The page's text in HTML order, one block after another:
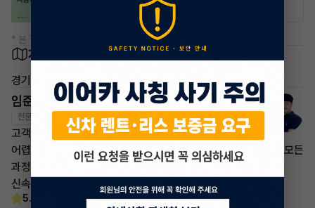
* 본 정보는 지자체마다 다를 수 있으니 실제 정보와 확인해 주세요.
차량 위치
경기 성남시 분당구
임준영 매니저
전문교육수료 자격인증완료
고객님의 만족이 첫번째 목표입니다.
어렵고 복잡한 리스/렌트 처분 손실은 줄이고 빠른승계 처리로 모든
과정을 안전하고
신속하게 차량 인도까지 책임지도록 하겠습니다.
5.0